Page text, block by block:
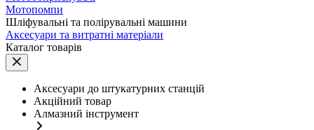
Мотопомпи
Шліфувальні та полірувальні машини
Аксесуари та витратні матеріали
Каталог товарів
Аксесуари до штукатурних станцій
Акційний товар
Алмазний інструмент